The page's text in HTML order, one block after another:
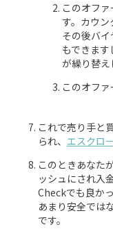
このオフ
す。カウ
その後バ
もできま
が繰り替
このオファ
これで売り手と
られ、 エスクロー
このときあなた
ッシュにされ入
Checkでも良か
あまり安全で
です。